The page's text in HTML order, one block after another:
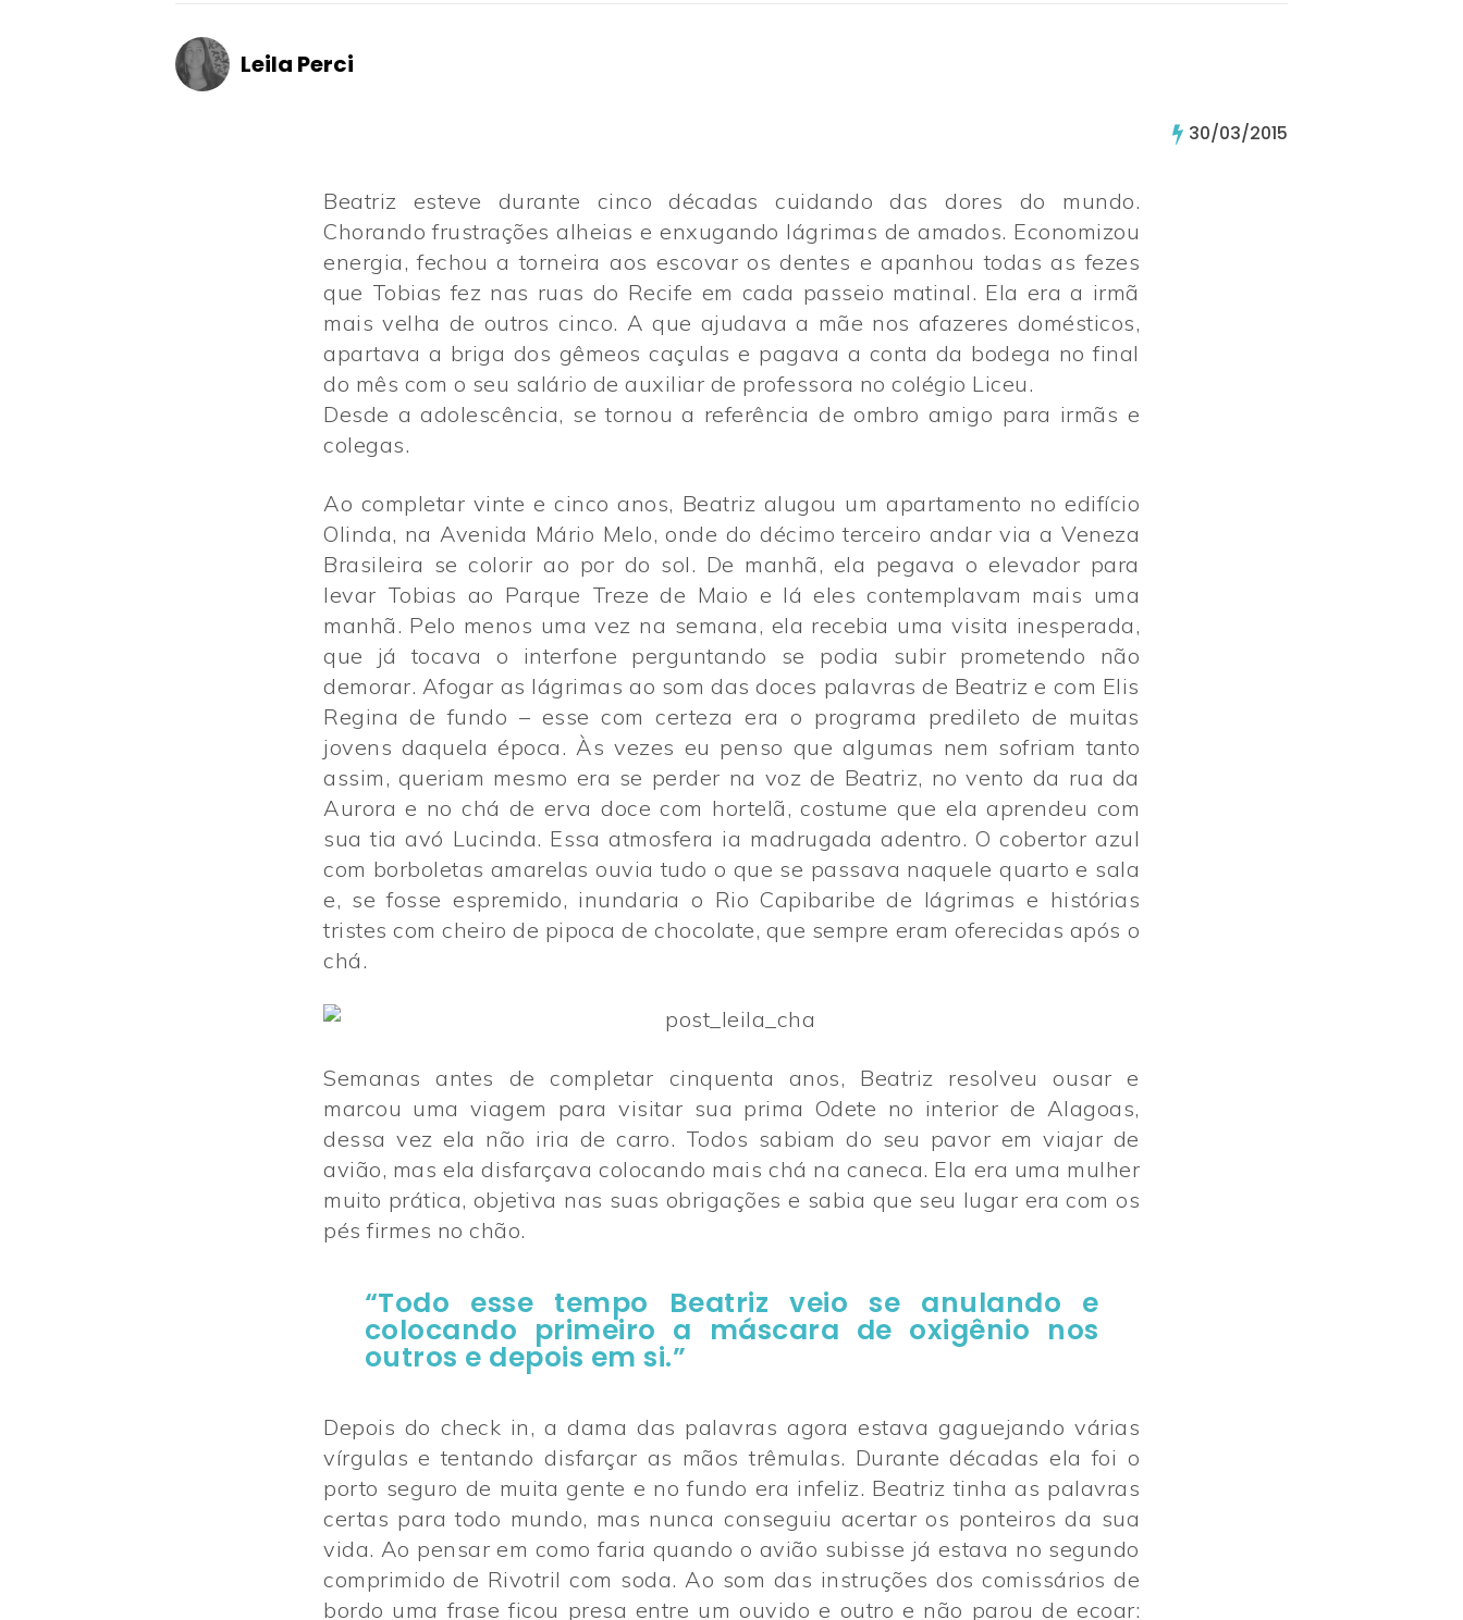
Leila Perci
30/03/2015
Beatriz esteve durante cinco décadas cuidando das dores do mundo.
Chorando frustrações alheias e enxugando lágrimas de amados. Economizou
energia, fechou a torneira aos escovar os dentes e apanhou todas as fezes
que Tobias fez nas ruas do Recife em cada passeio matinal. Ela era a irmã
mais velha de outros cinco. A que ajudava a mãe nos afazeres domésticos,
apartava a briga dos gêmeos caçulas e pagava a conta da bodega no final
do mês com o seu salário de auxiliar de professora no colégio Liceu.
Desde a adolescência, se tornou a referência de ombro amigo para irmãs e
colegas.
Ao completar vinte e cinco anos, Beatriz alugou um apartamento no edifício
Olinda, na Avenida Mário Melo, onde do décimo terceiro andar via a Veneza
Brasileira se colorir ao por do sol. De manhã, ela pegava o elevador para
levar Tobias ao Parque Treze de Maio e lá eles contemplavam mais uma
manhã. Pelo menos uma vez na semana, ela recebia uma visita inesperada,
que já tocava o interfone perguntando se podia subir prometendo não
demorar. Afogar as lágrimas ao som das doces palavras de Beatriz e com Elis
Regina de fundo – esse com certeza era o programa predileto de muitas
jovens daquela época. Às vezes eu penso que algumas nem sofriam tanto
assim, queriam mesmo era se perder na voz de Beatriz, no vento da rua da
Aurora e no chá de erva doce com hortelã, costume que ela aprendeu com
sua tia avó Lucinda. Essa atmosfera ia madrugada adentro. O cobertor azul
com borboletas amarelas ouvia tudo o que se passava naquele quarto e sala
e, se fosse espremido, inundaria o Rio Capibaribe de lágrimas e histórias
tristes com cheiro de pipoca de chocolate, que sempre eram oferecidas após o
chá.
Semanas antes de completar cinquenta anos, Beatriz resolveu ousar e
marcou uma viagem para visitar sua prima Odete no interior de Alagoas,
dessa vez ela não iria de carro. Todos sabiam do seu pavor em viajar de
avião, mas ela disfarçava colocando mais chá na caneca. Ela era uma mulher
muito prática, objetiva nas suas obrigações e sabia que seu lugar era com os
pés firmes no chão.
“Todo esse tempo Beatriz veio se anulando e
colocando primeiro a máscara de oxigênio nos
outros e depois em si.”
Depois do check in, a dama das palavras agora estava gaguejando várias
vírgulas e tentando disfarçar as mãos trêmulas. Durante décadas ela foi o
porto seguro de muita gente e no fundo era infeliz. Beatriz tinha as palavras
certas para todo mundo, mas nunca conseguiu acertar os ponteiros da sua
vida. Ao pensar em como faria quando o avião subisse já estava no segundo
comprimido de Rivotril com soda. Ao som das instruções dos comissários de
bordo uma frase ficou presa entre um ouvido e outro e não parou de ecoar: